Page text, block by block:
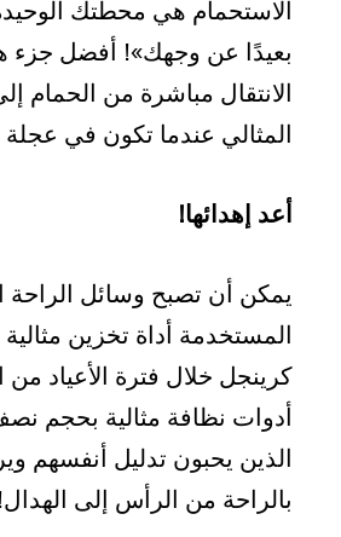
الاستحمام هي محطتك
بعيدًا عن وجهك»! أفضل جزء
الانتقال مباشرة من الحمام
المثالي عندما تكون في
أعد إهدائها!
يمكن أن تصبح وسائل الراحة
المستخدمة أداة تخزين
كرينجل خلال فترة الأعياد من
أدوات نظافة مثالية بحجم
الذين يحبون تدليل أنفسهم
بالراحة من الرأس إلى الهدال!